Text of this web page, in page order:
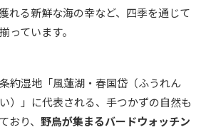
れる新鮮な海の幸など、四季を通じて
っています。
約湿地「風蓮湖・春国岱（ふうれん
）」に代表される、手つかずの自然も
おり、 野鳥が集まるバードウォッチン